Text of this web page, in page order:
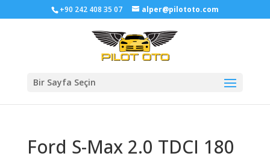
+90 242 408 35 07 alper@pilototo.com
Bir Sayfa Seçin
Ford S-Max 2.0 TDCI 180